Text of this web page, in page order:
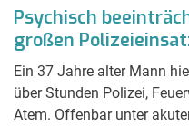
Psychisch
großen
Ein 37 Jahre alter Mann
über Stunden Polizei,
Atem. Offenbar unter